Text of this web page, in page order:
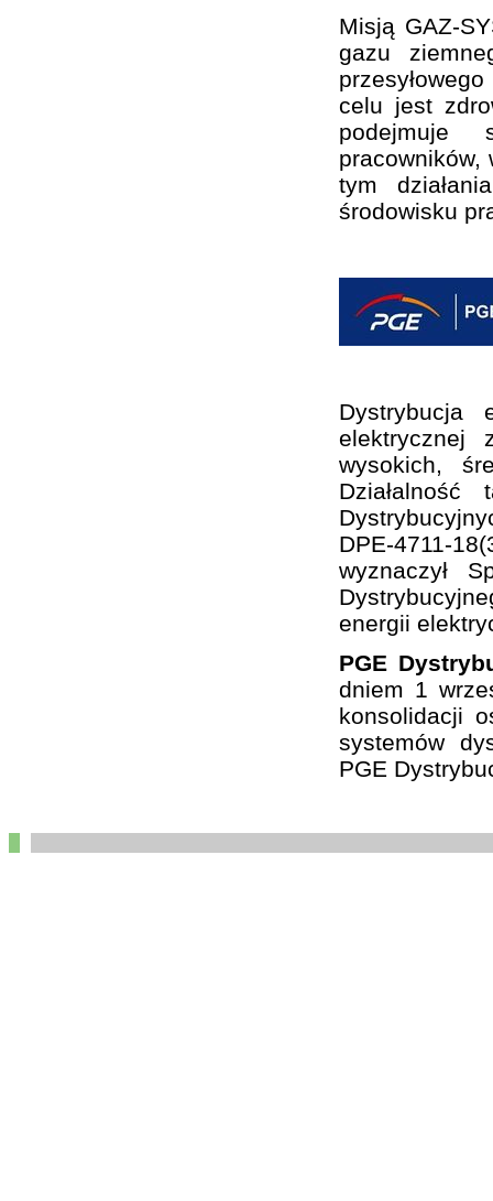
Misją GAZ-
gazu
celu jest
podejmuje
pracowników,
tym
środowisku
Dystrybucja
elektrycznej
wysokich,
DPE-4711-
wyznaczył
energii
PGE
dniem 1
konsolidacji
systemów
PGE